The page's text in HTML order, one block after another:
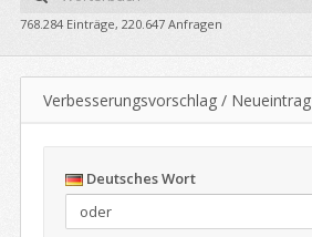
768.284 Einträge, 220.647 Anfragen
Verbesserungsvorschlag / Neueintrag
Deutsches Wort